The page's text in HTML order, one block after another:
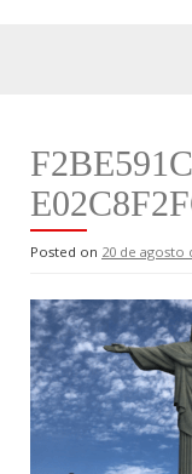
Posted on 20 de agosto